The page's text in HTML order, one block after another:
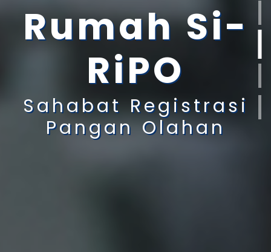
Rumah Si-
RiPO
Sahabat Registrasi
Pangan Olahan